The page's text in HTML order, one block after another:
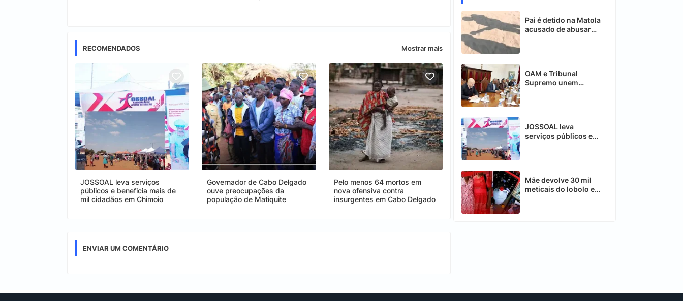
RECOMENDADOS Mostrar mais
JOSSOAL leva serviços
públicos e beneficia mais de
mil cidadãos em Chimoio
Governador de Cabo Delgado
ouve preocupações da
população de Matiquite
Pelo menos 64 mortos em
nova ofensiva contra
insurgentes em Cabo Delgado
ENVIAR UM COMENTÁRIO
Pai é detido na Matola
acusado de abusar
OAM e Tribunal
Supremo unem
JOSSOAL leva
serviços públicos e
Mãe devolve 30 mil
meticais do lobolo e